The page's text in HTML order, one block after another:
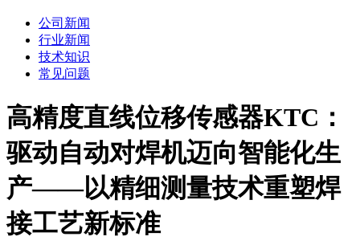
公司新闻
行业新闻
技术知识
常见问题
高精度直线位移传感器KTC：
驱动自动对焊机迈向智能化生
产——以精细测量技术重塑焊
接工艺新标准